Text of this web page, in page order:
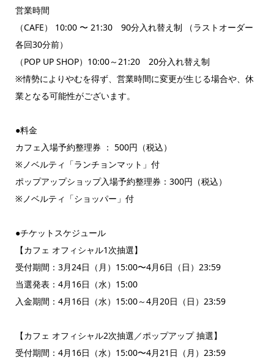
営業時間
（CAFE） 10:00 〜 21:30 90分入れ替え制 （ラストオーダー
各回30分前）
（POP UP SHOP）10:00～21:20 20分入れ替え制
※情勢によりやむを得ず、営業時間に変更が生じる場合や、休
業となる可能性がございます。
●料金
カフェ入場予約整理券 ： 500円（税込）
※ノベルティ「ランチョンマット」付
ポップアップショップ入場予約整理券：300円（税込）
※ノベルティ「ショッパー」付
●チケットスケジュール
【カフェ オフィシャル1次抽選】
受付期間：3月24日（月）15:00〜4月6日（日）23:59
当選発表：4月16日（水）15:00
入金期間：4月16日（水）15:00～4月20日（日）23:59
【カフェ オフィシャル2次抽選／ポップアップ 抽選】
受付期間：4月16日（水）15:00〜4月21日（月）23:59